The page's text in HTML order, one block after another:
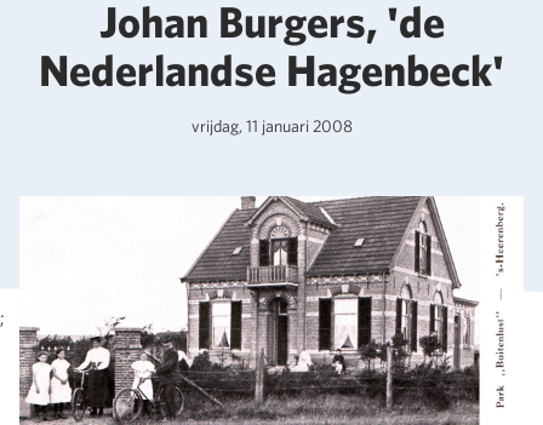
;
Johan Burgers, 'de
Nederlandse Hagenbeck'
vrijdag, 11 januari 2008